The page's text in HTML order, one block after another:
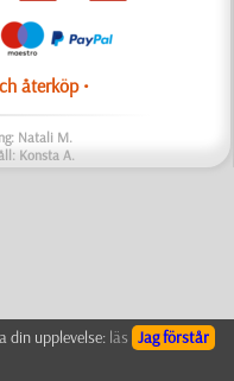
återköp •
Natali M.
Konsta A.
Jag förstår
din upplevelse: läs